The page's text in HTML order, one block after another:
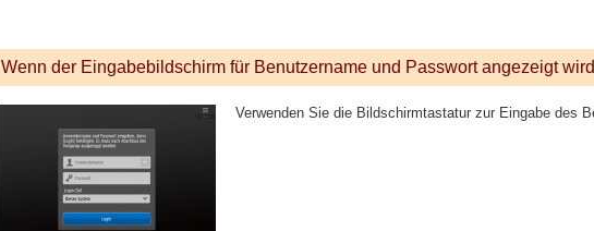
Wenn der Eingabebildschirm für Benutzername und Passwort angezeigt wird
Verwenden Sie die Bildschirmtastatur zur Eingabe des